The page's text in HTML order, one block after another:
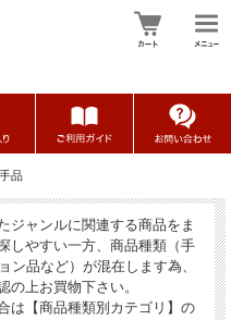
品
ジャンルに関連する商品をま
しやすい一方、商品種類（手
ン品など）が混在します為、
の上お買物下さい。
は【商品種類別カテゴリ】の